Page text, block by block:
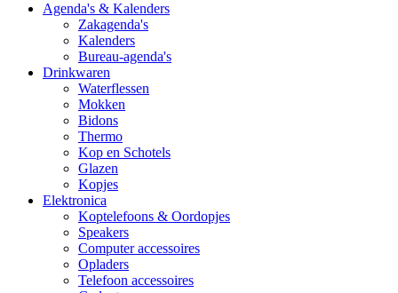
Agenda's & Kalenders
Zakagenda's
Kalenders
Bureau-agenda's
Drinkwaren
Waterflessen
Mokken
Bidons
Thermo
Kop en Schotels
Glazen
Kopjes
Elektronica
Koptelefoons & Oordopjes
Speakers
Computer accessoires
Opladers
Telefoon accessoires